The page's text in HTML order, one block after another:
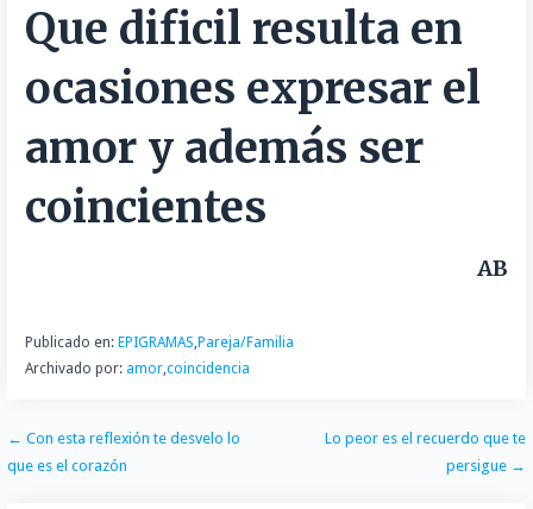
b
o
k
t
t
r
n
k
d
n
m
a
l
C
o
p
a
r
t
Que dificil resulta en
ocasiones expresar el
amor y además ser
coincientes
AB
Publicado en: EPIGRAMAS,Pareja/Familia
Archivado por: amor,coincidencia
Navegación
de
← Con esta reflexión te desvelo lo
que es el corazón
Lo peor es el recuerdo que te
persigue →